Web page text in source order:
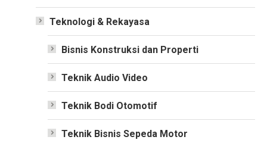
Teknologi & Rekayasa
Bisnis Konstruksi dan Properti
Teknik Audio Video
Teknik Bodi Otomotif
Teknik Bisnis Sepeda Motor